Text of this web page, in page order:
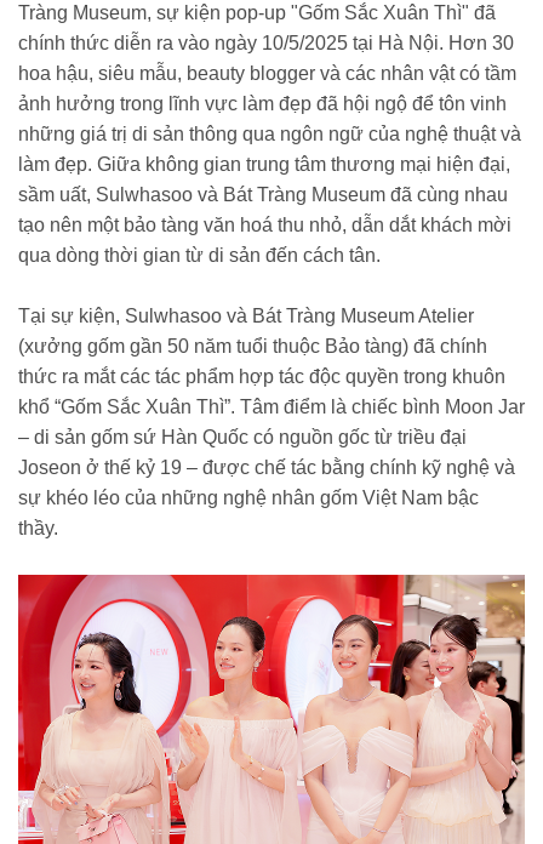
Tràng Museum, sự kiện pop-up "Gốm Sắc Xuân Thì" đã
chính thức diễn ra vào ngày 10/5/2025 tại Hà Nội. Hơn 30
hoa hậu, siêu mẫu, beauty blogger và các nhân vật có tầm
ảnh hưởng trong lĩnh vực làm đẹp đã hội ngộ để tôn vinh
những giá trị di sản thông qua ngôn ngữ của nghệ thuật và
làm đẹp. Giữa không gian trung tâm thương mại hiện đại,
sầm uất, Sulwhasoo và Bát Tràng Museum đã cùng nhau
tạo nên một bảo tàng văn hoá thu nhỏ, dẫn dắt khách mời
qua dòng thời gian từ di sản đến cách tân.
Tại sự kiện, Sulwhasoo và Bát Tràng Museum Atelier
(xưởng gốm gần 50 năm tuổi thuộc Bảo tàng) đã chính
thức ra mắt các tác phẩm hợp tác độc quyền trong khuôn
khổ “Gốm Sắc Xuân Thì”. Tâm điểm là chiếc bình Moon Jar
– di sản gốm sứ Hàn Quốc có nguồn gốc từ triều đại
Joseon ở thế kỷ 19 – được chế tác bằng chính kỹ nghệ và
sự khéo léo của những nghệ nhân gốm Việt Nam bậc
thầy.